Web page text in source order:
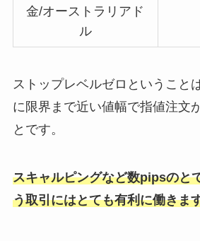
金/オーストラリアド
ル
ストップレベルゼロということ
に限界まで近い値幅で指値注文
とです。
スキャルピングなど数pipsのと
う取引にはとても有利に働きま